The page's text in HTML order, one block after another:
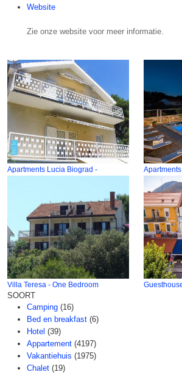
Website
Zie onze website voor meer informatie.
Apartments Lucia Biograd -
Villa Teresa - One Bedroom
SOORT
Camping (16)
Bed en breakfast (6)
Hotel (39)
Appartement (4197)
Vakantiehuis (1975)
Chalet (19)